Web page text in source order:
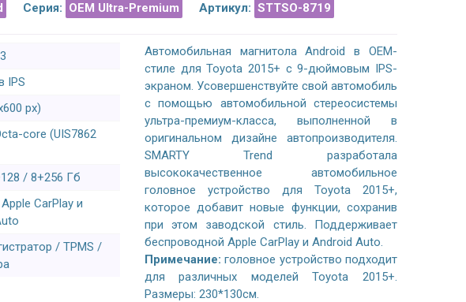
Серия: OEM Ultra-Premium Артикул: STTSO-8719
IPS
px)
core (UIS7862
/ 8+256 Гб
CarPlay и
/ TPMS /
Автомобильная магнитола Android в OEM-
стиле для Toyota 2015+ с 9-дюймовым IPS-
экраном. Усовершенствуйте свой автомобиль
с помощью автомобильной стереосистемы
ультра-премиум-класса, выполненной в
оригинальном дизайне автопроизводителя.
SMARTY Trend разработала
высококачественное автомобильное
головное устройство для Toyota 2015+,
которое добавит новые функции, сохранив
при этом заводской стиль. Поддерживает
беспроводной Apple CarPlay и Android Auto.
Примечание: головное устройство подходит
для различных моделей Toyota 2015+.
Размеры: 230*130см.